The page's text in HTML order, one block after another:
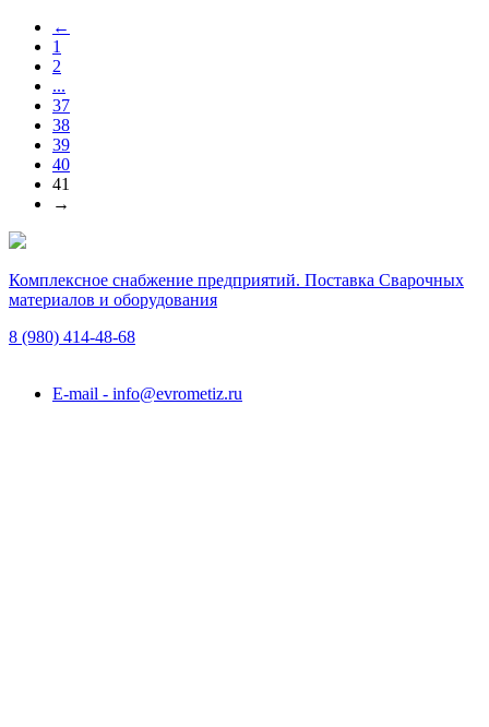
←
1
2
...
37
38
39
40
41
→
Комплексное снабжение предприятий. Поставка Сварочных
материалов и оборудования
8 (980) 414-48-68
E-mail - info@evrometiz.ru